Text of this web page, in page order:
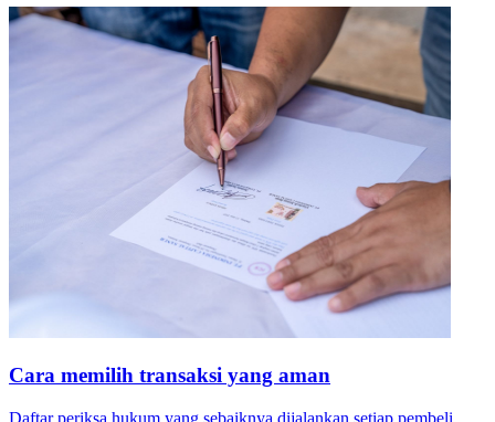
Cara memilih transaksi yang aman
Daftar periksa hukum yang sebaiknya dijalankan setiap pembeli